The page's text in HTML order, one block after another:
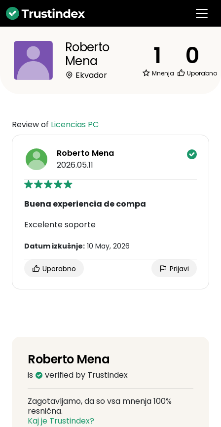
Roberto
Mena
Ekvador
1
Mnenja
0
Uporabno
Review of Licencias PC
Roberto Mena
2026.05.11
Buena experiencia de compa
Excelente soporte
Datum izkušnje: 10 May, 2026
Uporabno Prijavi
Roberto Mena
is verified by Trustindex
Zagotavljamo, da so vsa mnenja 100%
resnična.
Kaj je Trustindex?